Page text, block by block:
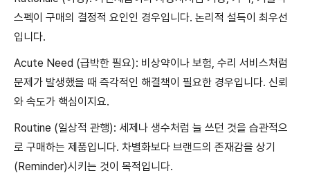
스펙이 구매의 결정적 요인인 경우입니다. 논리적 설득이 최우선
입니다.
Acute Need (급박한 필요): 비상약이나 보험, 수리 서비스처럼
문제가 발생했을 때 즉각적인 해결책이 필요한 경우입니다. 신뢰
와 속도가 핵심이지요.
Routine (일상적 관행): 세제나 생수처럼 늘 쓰던 것을 습관적으
로 구매하는 제품입니다. 차별화보다 브랜드의 존재감을 상기
(Reminder)시키는 것이 목적입니다.